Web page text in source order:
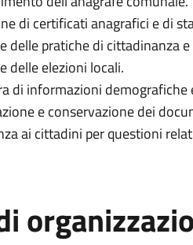
di certificati anagrafici e di
delle pratiche di cittadinanza
delle elezioni locali.
di informazioni demografiche
e conservazione dei
ai cittadini per questioni